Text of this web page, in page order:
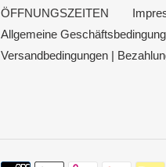
ÖFFNUNGSZEITEN
Allgemeine
Versandbedingungen |